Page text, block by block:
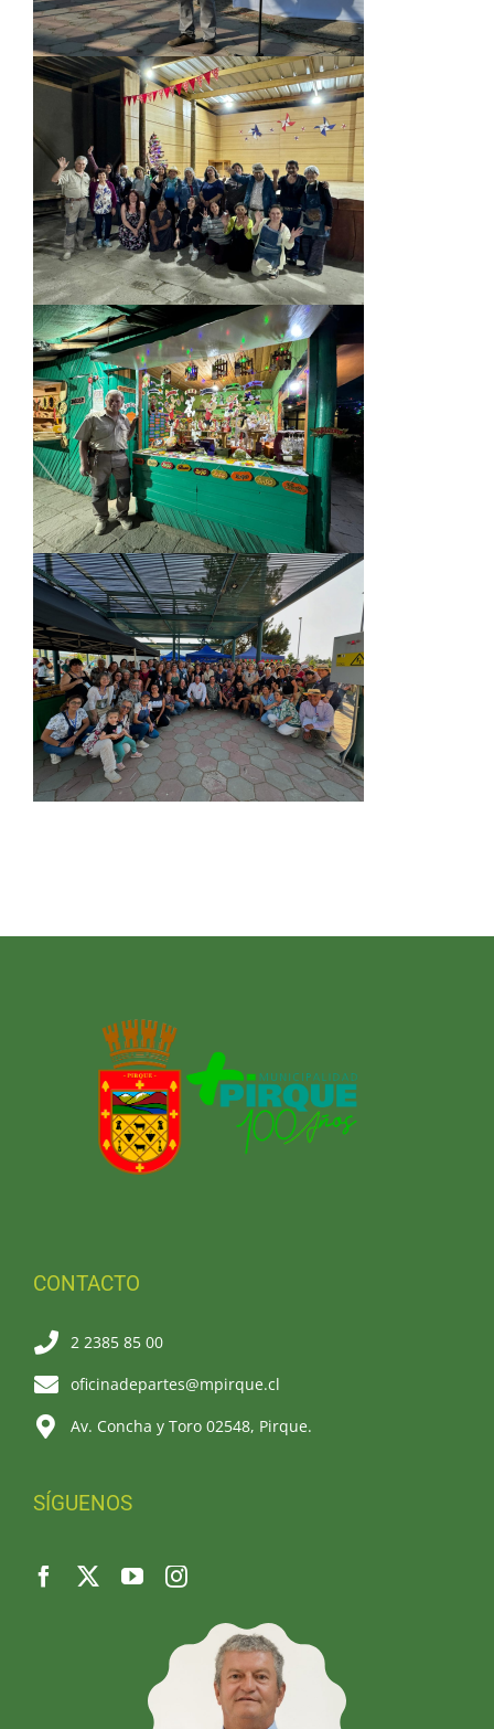
CONTACTO
2 2385 85 00
oficinadepartes@mpirque.cl
Av. Concha y Toro 02548, Pirque.
SÍGUENOS